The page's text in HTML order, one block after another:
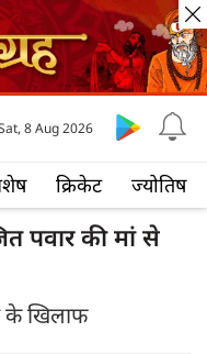
क्रिकेट ज्योतिष
8 Aug 2026
पवार की मां से
के खिलाफ